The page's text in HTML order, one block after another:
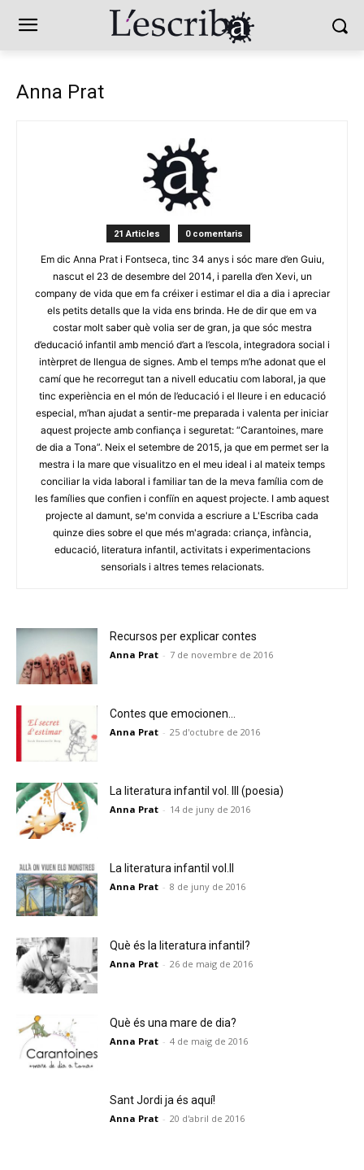
Anna Prat
21 Articles 0 comentaris
Em dic Anna Prat i Fontseca, tinc 34 anys i sóc mare d’en Guiu,
nascut el 23 de desembre del 2014, i parella d’en Xevi, un
company de vida que em fa créixer i estimar el dia a dia i apreciar
els petits detalls que la vida ens brinda. He de dir que em va
costar molt saber què volia ser de gran, ja que sóc mestra
d’educació infantil amb menció d’art a l’escola, integradora social i
intèrpret de llengua de signes. Amb el temps m’he adonat que el
camí que he recorregut tan a nivell educatiu com laboral, ja que
tinc experiència en el món de l’educació i el lleure i en educació
especial, m’han ajudat a sentir-me preparada i valenta per iniciar
aquest projecte amb confiança i seguretat: “Carantoines, mare
de dia a Tona”. Neix el setembre de 2015, ja que em permet ser la
mestra i la mare que visualitzo en el meu ideal i al mateix temps
conciliar la vida laboral i familiar tan de la meva família com de
les famílies que confien i confiïn en aquest projecte. I amb aquest
projecte al damunt, se'm convida a escriure a L'Escriba cada
quinze dies sobre el que més m'agrada: criança, infància,
educació, literatura infantil, activitats i experimentacions
sensorials i altres temes relacionats.
Recursos per explicar contes
Anna Prat - 7 de novembre de 2016
Contes que emocionen…
Anna Prat - 25 d'octubre de 2016
La literatura infantil vol. III (poesia)
Anna Prat - 14 de juny de 2016
La literatura infantil vol.II
Anna Prat - 8 de juny de 2016
Què és la literatura infantil?
Anna Prat - 26 de maig de 2016
Què és una mare de dia?
Anna Prat - 4 de maig de 2016
Sant Jordi ja és aquí!
Anna Prat - 20 d'abril de 2016